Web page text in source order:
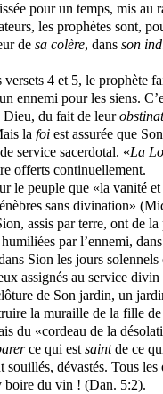
pour un temps, mis au
les prophètes sont,
de sa colère, dans son
versets 4 et 5, le prophète
ennemi pour les siens.
Dieu, du fait de leur
la foi est assurée que
service sacerdotal. «La
offerts continuellement.
le peuple que «la vanité
sans divination»
assis par terre, ont de
par l’ennemi,
Sion les jours solennels
assignés au service
de Son jardin, un
la muraille de la fille
du «cordeau de la
ce qui est saintde ce
souillés, dévastés. Tous
boire du vin ! (Dan. 5:2).